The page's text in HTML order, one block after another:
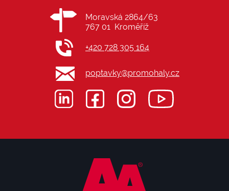
Moravská 2864/63
767 01 Kroměříž
+420 728 305 164
poptavky@promohaly.cz